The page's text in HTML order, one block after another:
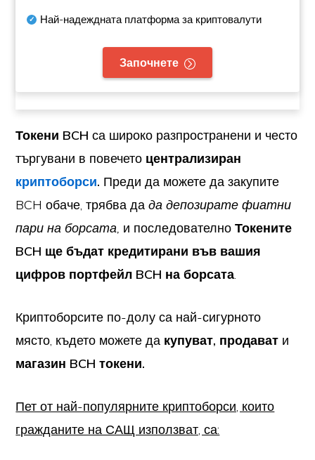
Най-надеждната платформа за криптовалути
Започнете
Токени BCHса широко разпространени и често
търгувани в повечето централизиран
криптоборси. Преди да можете да закупите
BCH обаче, трябва дада депозирате фиатни
пари на борсата, и последователноТокените
BCH ще бъдат кредитирани във вашия
цифров портфейл BCH на борсата.
Криптоборсите по-долу са най-сигурното
място, където можете да купуват, продават и
магазин BCH токени.
Пет от най-популярните криптоборси, които
гражданите на САЩ използват, са: